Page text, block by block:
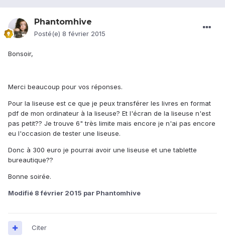
Phantomhive
Posté(e) 8 février 2015
Bonsoir,
Merci beaucoup pour vos réponses.
Pour la liseuse est ce que je peux transférer les livres en format
pdf de mon ordinateur à la liseuse? Et l'écran de la liseuse n'est
pas petit?? Je trouve 6" très limite mais encore je n'ai pas encore
eu l'occasion de tester une liseuse.
Donc à 300 euro je pourrai avoir une liseuse et une tablette
bureautique??
Bonne soirée.
Modifié 8 février 2015 par Phantomhive
Citer